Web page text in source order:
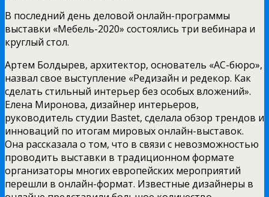
В последний день деловой онлайн-программы
выставки «Мебель-2020» состоялись три вебинара и
круглый стол.
Артем Болдырев, архитектор, основатель «АС-бюро»,
назвал свое выступление «Редизайн и редекор. Как
сделать стильный интерьер без особых вложений».
Елена Миронова, дизайнер интерьеров,
руководитель студии Bastet, сделала обзор трендов и
инноваций по итогам мировых онлайн-выставок.
Она рассказала о том, что в связи с невозможностью
проводить выставки в традиционном формате
организаторы многих европейских мероприятий
перешли в онлайн-формат. Известные дизайнеры в